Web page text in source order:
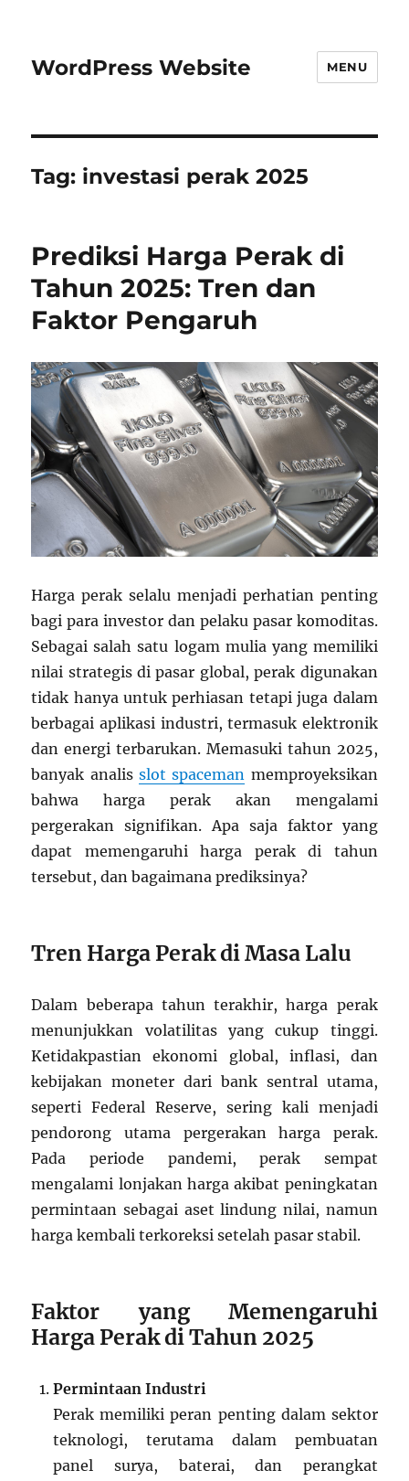
WordPress Website MENU
Tag: investasi perak 2025
Prediksi Harga Perak di
Tahun 2025: Tren dan
Faktor Pengaruh
Harga perak selalu menjadi perhatian penting
bagi para investor dan pelaku pasar komoditas.
Sebagai salah satu logam mulia yang memiliki
nilai strategis di pasar global, perak digunakan
tidak hanya untuk perhiasan tetapi juga dalam
berbagai aplikasi industri, termasuk elektronik
dan energi terbarukan. Memasuki tahun 2025,
banyak analis slot spaceman memproyeksikan
bahwa harga perak akan mengalami
pergerakan signifikan. Apa saja faktor yang
dapat memengaruhi harga perak di tahun
tersebut, dan bagaimana prediksinya?
Tren Harga Perak di Masa Lalu
Dalam beberapa tahun terakhir, harga perak
menunjukkan volatilitas yang cukup tinggi.
Ketidakpastian ekonomi global, inflasi, dan
kebijakan moneter dari bank sentral utama,
seperti Federal Reserve, sering kali menjadi
pendorong utama pergerakan harga perak.
Pada periode pandemi, perak sempat
mengalami lonjakan harga akibat peningkatan
permintaan sebagai aset lindung nilai, namun
harga kembali terkoreksi setelah pasar stabil.
Faktor yang Memengaruhi
Harga Perak di Tahun 2025
Permintaan Industri
Perak memiliki peran penting dalam sektor
teknologi, terutama dalam pembuatan
panel surya, baterai, dan perangkat